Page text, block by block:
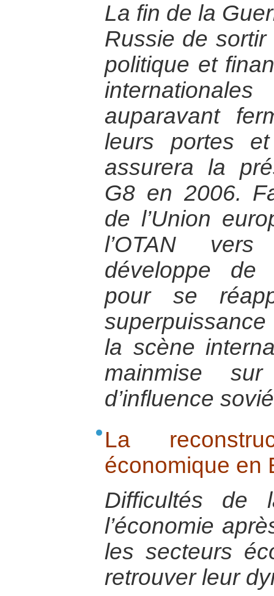
La fin de la
Russie de
politique et
auparavant
leurs portes
assurera la
G8 en 2006.
de l’Union
l’OTAN
développe de
pour se
la scène
mainmise sur
d’influence
La
économique en
Difficultés de
l’économie
les secteurs
retrouver leur